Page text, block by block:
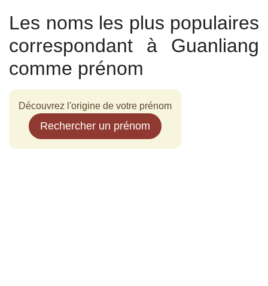
Les noms les plus populaires
correspondant à Guanliang
comme prénom
Découvrez l'origine de votre prénom
Rechercher un prénom